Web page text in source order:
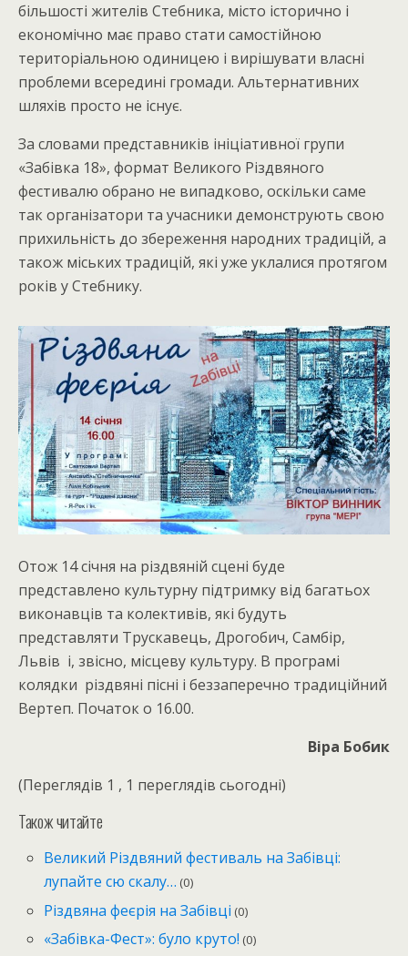
більшості жителів Стебника, місто історично і
економічно має право стати самостійною
територіальною одиницею і вирішувати власні
проблеми всередині громади. Альтернативних
шляхів просто не існує.
За словами представників ініціативної групи
«Забівка 18», формат Великого Різдвяного
фестивалю обрано не випадково, оскільки саме
так організатори та учасники демонструють свою
прихильність до збереження народних традицій, а
також міських традицій, які уже уклалися протягом
років у Стебнику.
Отож 14 січня на різдвяній сцені буде
представлено культурну підтримку від багатьох
виконавців та колективів, які будуть
представляти Трускавець, Дрогобич, Самбір,
Львів і, звісно, місцеву культуру. В програмі
колядки різдвяні пісні і беззаперечно традиційний
Вертеп. Початок о 16.00.
Віра Бобик
(Переглядів 1 , 1 переглядів сьогодні)
Також читайте
Великий Різдвяний фестиваль на Забівці:
лупайте сю скалу… (0)
Різдвяна феєрія на Забівці (0)
«Забівка-Фест»: було круто! (0)